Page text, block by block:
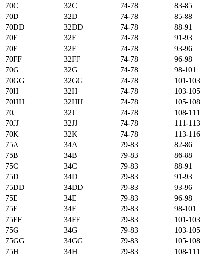
70C
32C 74-78
83-85
70D
32D 74-78
85-88
70DD
32DD 74-78
88-91
70E
32E 74-78
91-93
70F
32F 74-78
93-96
70FF
32FF 74-78
96-98
70G
32G 74-78
98-101
70GG
32GG 74-78
101-103
70H
32H 74-78
103-105
70HH
32HH 74-78
105-108
70J
32J 74-78
108-111
70JJ
32JJ 74-78
111-113
70K
32K 74-78
113-116
75А
34А 79-83
82-86
75B
34B 79-83
86-88
75C
34C 79-83
88-91
75D
34D 79-83
91-93
75DD
34DD 79-83
93-96
75E
34E 79-83
96-98
75F
34F 79-83
98-101
75FF
34FF 79-83
101-103
75G
34G 79-83
103-105
75GG
34GG 79-83
105-108
75H
34H 79-83
108-111